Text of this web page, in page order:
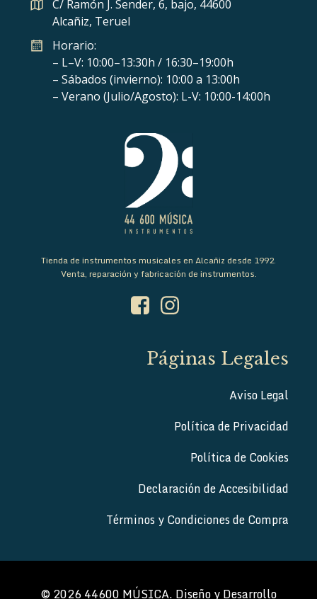
C/ Ramón J. Sender, 6, bajo, 44600
Alcañiz, Teruel
Horario:
– L–V: 10:00–13:30h / 16:30–19:00h
– Sábados (invierno): 10:00 a 13:00h
– Verano (Julio/Agosto): L-V: 10:00-14:00h
Tienda de instrumentos musicales en Alcañiz desde 1992.
Venta, reparación y fabricación de instrumentos.
Páginas Legales
Aviso Legal
Política de Privacidad
Política de Cookies
Declaración de Accesibilidad
Términos y Condiciones de Compra
© 2026 44600 MÚSICA. Diseño y Desarrollo